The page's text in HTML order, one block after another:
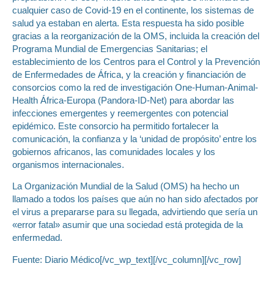
cualquier caso de Covid-19 en el continente, los sistemas de
salud ya estaban en alerta. Esta respuesta ha sido posible
gracias a la reorganización de la OMS, incluida la creación del
Programa Mundial de Emergencias Sanitarias; el
establecimiento de los Centros para el Control y la Prevención
de Enfermedades de África, y la creación y financiación de
consorcios como la red de investigación One-Human-Animal-
Health África-Europa (Pandora-ID-Net) para abordar las
infecciones emergentes y reemergentes con potencial
epidémico. Este consorcio ha permitido fortalecer la
comunicación, la confianza y la ‘unidad de propósito’ entre los
gobiernos africanos, las comunidades locales y los
organismos internacionales.
La Organización Mundial de la Salud (OMS) ha hecho un
llamado a todos los países que aún no han sido afectados por
el virus a prepararse para su llegada, advirtiendo que sería un
«error fatal» asumir que una sociedad está protegida de la
enfermedad.
Fuente: Diario Médico[/vc_wp_text][/vc_column][/vc_row]